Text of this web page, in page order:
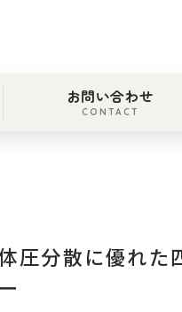
お問い合わせ
CONTACT
圧分散に優れた
ー